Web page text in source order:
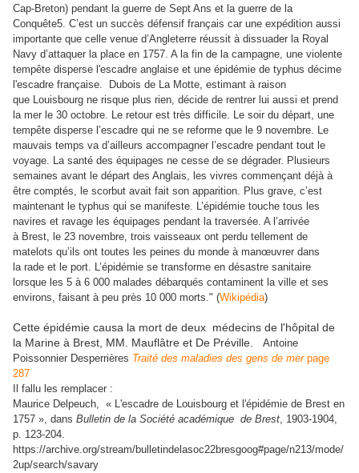
Cap-Breton) pendant la guerre de Sept Ans et la guerre de la
Conquête5. C’est un succès défensif français car une expédition aussi
importante que celle venue d’Angleterre réussit à dissuader la Royal
Navy d’attaquer la place en 1757. A la fin de la campagne, une violente
tempête disperse l'escadre anglaise et une épidémie de typhus décime
l'escadre française. Dubois de La Motte, estimant à raison
que Louisbourg ne risque plus rien, décide de rentrer lui aussi et prend
la mer le 30 octobre. Le retour est très difficile. Le soir du départ, une
tempête disperse l’escadre qui ne se reforme que le 9 novembre. Le
mauvais temps va d’ailleurs accompagner l’escadre pendant tout le
voyage. La santé des équipages ne cesse de se dégrader. Plusieurs
semaines avant le départ des Anglais, les vivres commençant déjà à
être comptés, le scorbut avait fait son apparition. Plus grave, c’est
maintenant le typhus qui se manifeste. L’épidémie touche tous les
navires et ravage les équipages pendant la traversée. A l’arrivée
à Brest, le 23 novembre, trois vaisseaux ont perdu tellement de
matelots qu’ils ont toutes les peines du monde à manœuvrer dans
la rade et le port. L’épidémie se transforme en désastre sanitaire
lorsque les 5 à 6 000 malades débarqués contaminent la ville et ses
environs, faisant à peu près 10 000 morts." (Wikipédia)
Cette épidémie causa la mort de deux médecins de l'hôpital de
la Marine à Brest, MM. Mauflâtre et De Préville.
Antoine
Poissonnier Desperrières Traité des maladies des gens de merpage
287
Il fallu les remplacer :
Maurice Delpeuch, « L'escadre de Louisbourg et l'épidémie de Brest en
1757 », dans Bulletin de la Société académique de Brest, 1903-1904,
p. 123-204.
https://archive.org/stream/bulletindelasoc22bresgoog#page/n213/mode/
2up/search/savary